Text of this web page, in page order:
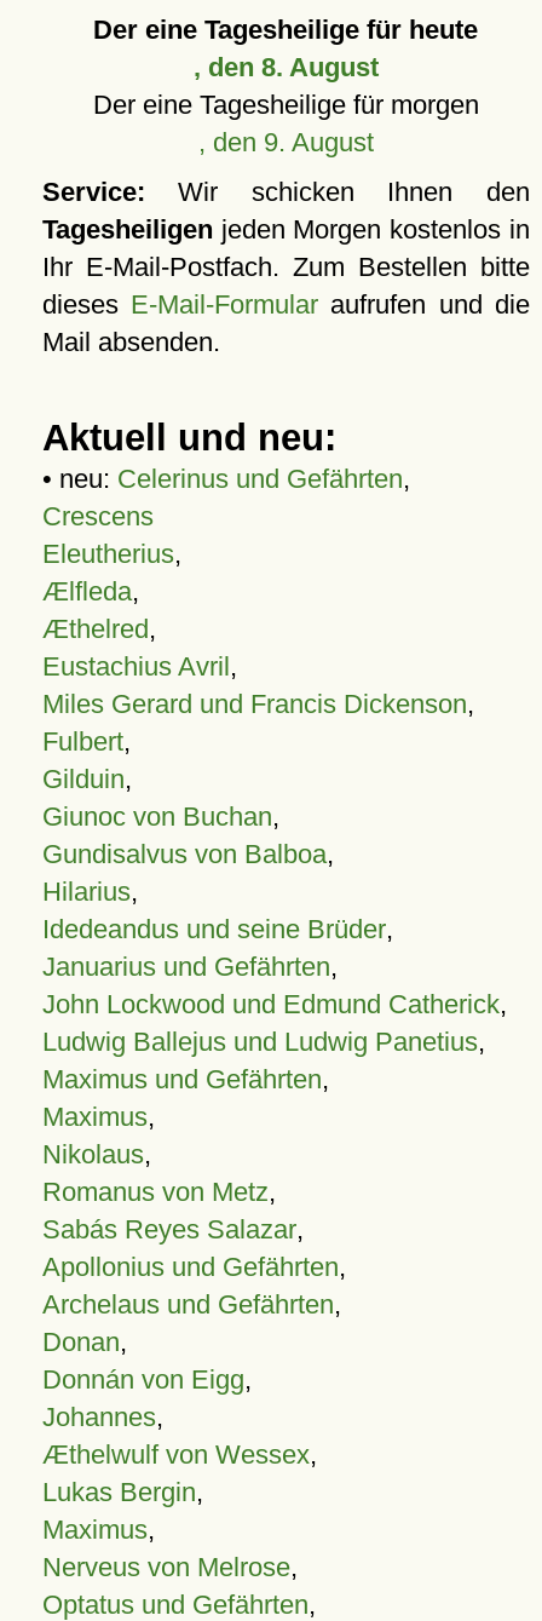
Der eine Tagesheilige für heute
, den 8. August
Der eine Tagesheilige für morgen
, den 9. August
Service: Wir schicken Ihnen den
Tagesheiligen jeden Morgen kostenlos in
Ihr E-Mail-Postfach. Zum Bestellen bitte
dieses E-Mail-Formular aufrufen und die
Mail absenden.
Aktuell und neu:
• neu: Celerinus und Gefährten,
Crescens
Eleutherius,
Ælfleda,
Æthelred,
Eustachius Avril,
Miles Gerard und Francis Dickenson,
Fulbert,
Gilduin,
Giunoc von Buchan,
Gundisalvus von Balboa,
Hilarius,
Idedeandus und seine Brüder,
Januarius und Gefährten,
John Lockwood und Edmund Catherick,
Ludwig Ballejus und Ludwig Panetius,
Maximus und Gefährten,
Maximus,
Nikolaus,
Romanus von Metz,
Sabás Reyes Salazar,
Apollonius und Gefährten,
Archelaus und Gefährten,
Donan,
Donnán von Eigg,
Johannes,
Æthelwulf von Wessex,
Lukas Bergin,
Maximus,
Nerveus von Melrose,
Optatus und Gefährten,